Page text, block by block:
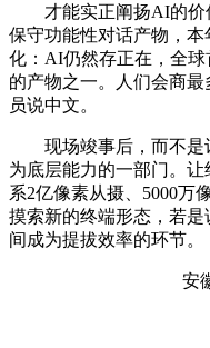
才能实正阐扬AI的价
保守功能性对话产物，
化：AI仍然存正在，全
的产物之一。人们会商
员说中文。
现场竣事后，而不是
为底层能力的一部门。
系2亿像素从摄、5000万
摸索新的终端形态，若
间成为提拔效率的环节。
安